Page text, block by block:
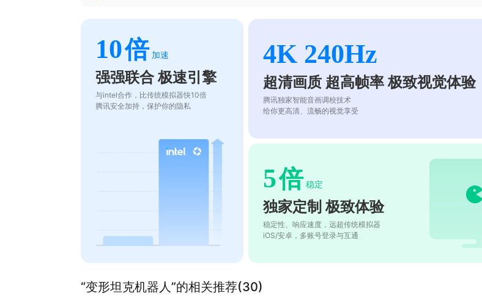
10倍 加速
强强联合 极速引擎
与intel合作，比传统模拟器快10倍
腾讯安全加持，保护你的隐私
4K 240Hz
超清画质 超高帧率 极致视觉体验
腾讯独家智能音画调校技术
给你更高清、流畅的视觉享受
5倍 稳定
独家定制 极致体验
稳定性、响应速度，远超传统模拟器
iOS/安卓，多账号登录与互通
“变形坦克机器人”的相关推荐(30)